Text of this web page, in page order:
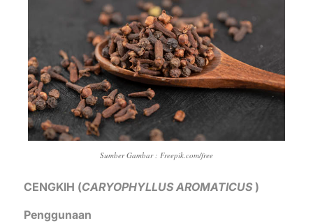
Sumber Gambar : Freepik.com/free
CENGKIH (CARYOPHYLLUS AROMATICUS)
Penggunaan